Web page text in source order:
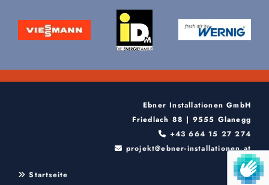
Ebner Installationen GmbH
Friedlach 88 | 9555 Glanegg
 +43 664 15 27 274
 projekt@ebner-installationen.at
 Startseite